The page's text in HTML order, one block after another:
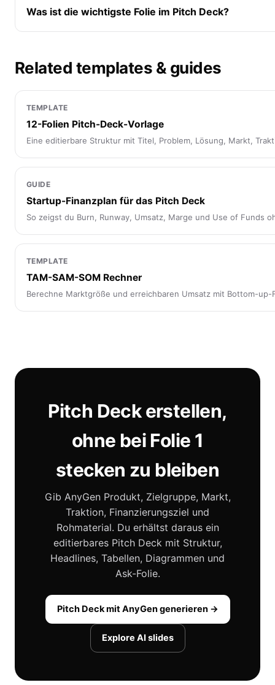
Was ist die wichtigste Folie im Pitch Deck?
Related templates & guides
TEMPLATE
12-Folien Pitch-Deck-Vorlage
Eine editierbare Struktur mit Titel, Problem, Lösung, Markt,
GUIDE
Startup-Finanzplan für das Pitch Deck
So zeigst du Burn, Runway, Umsatz, Marge und Use of Funds
TEMPLATE
TAM-SAM-SOM Rechner
Berechne Marktgröße und erreichbaren Umsatz mit Bottom-
Pitch Deck erstellen,
ohne bei Folie 1
stecken zu bleiben
Gib AnyGen Produkt, Zielgruppe, Markt,
Traktion, Finanzierungsziel und
Rohmaterial. Du erhältst daraus ein
editierbares Pitch Deck mit Struktur,
Headlines, Tabellen, Diagrammen und
Ask-Folie.
Pitch Deck mit AnyGen generieren →
Explore AI slides